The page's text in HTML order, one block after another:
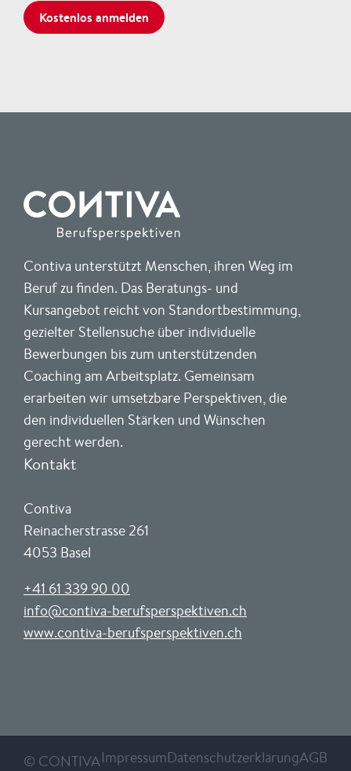
Contiva unterstützt Menschen, ihren Weg im
Beruf zu finden. Das Beratungs- und
Kursangebot reicht von Standortbestimmung,
gezielter Stellensuche über individuelle
Bewerbungen bis zum unterstützenden
Coaching am Arbeitsplatz. Gemeinsam
erarbeiten wir umsetzbare Perspektiven, die
den individuellen Stärken und Wünschen
gerecht werden.
Kontakt
Contiva
Reinacherstrasse 261
4053 Basel
+41 61 339 90 00
info@contiva-berufsperspektiven.ch
www.contiva-berufsperspektiven.ch
© CONTIVAImpressumDatenschutzerklärungAGB